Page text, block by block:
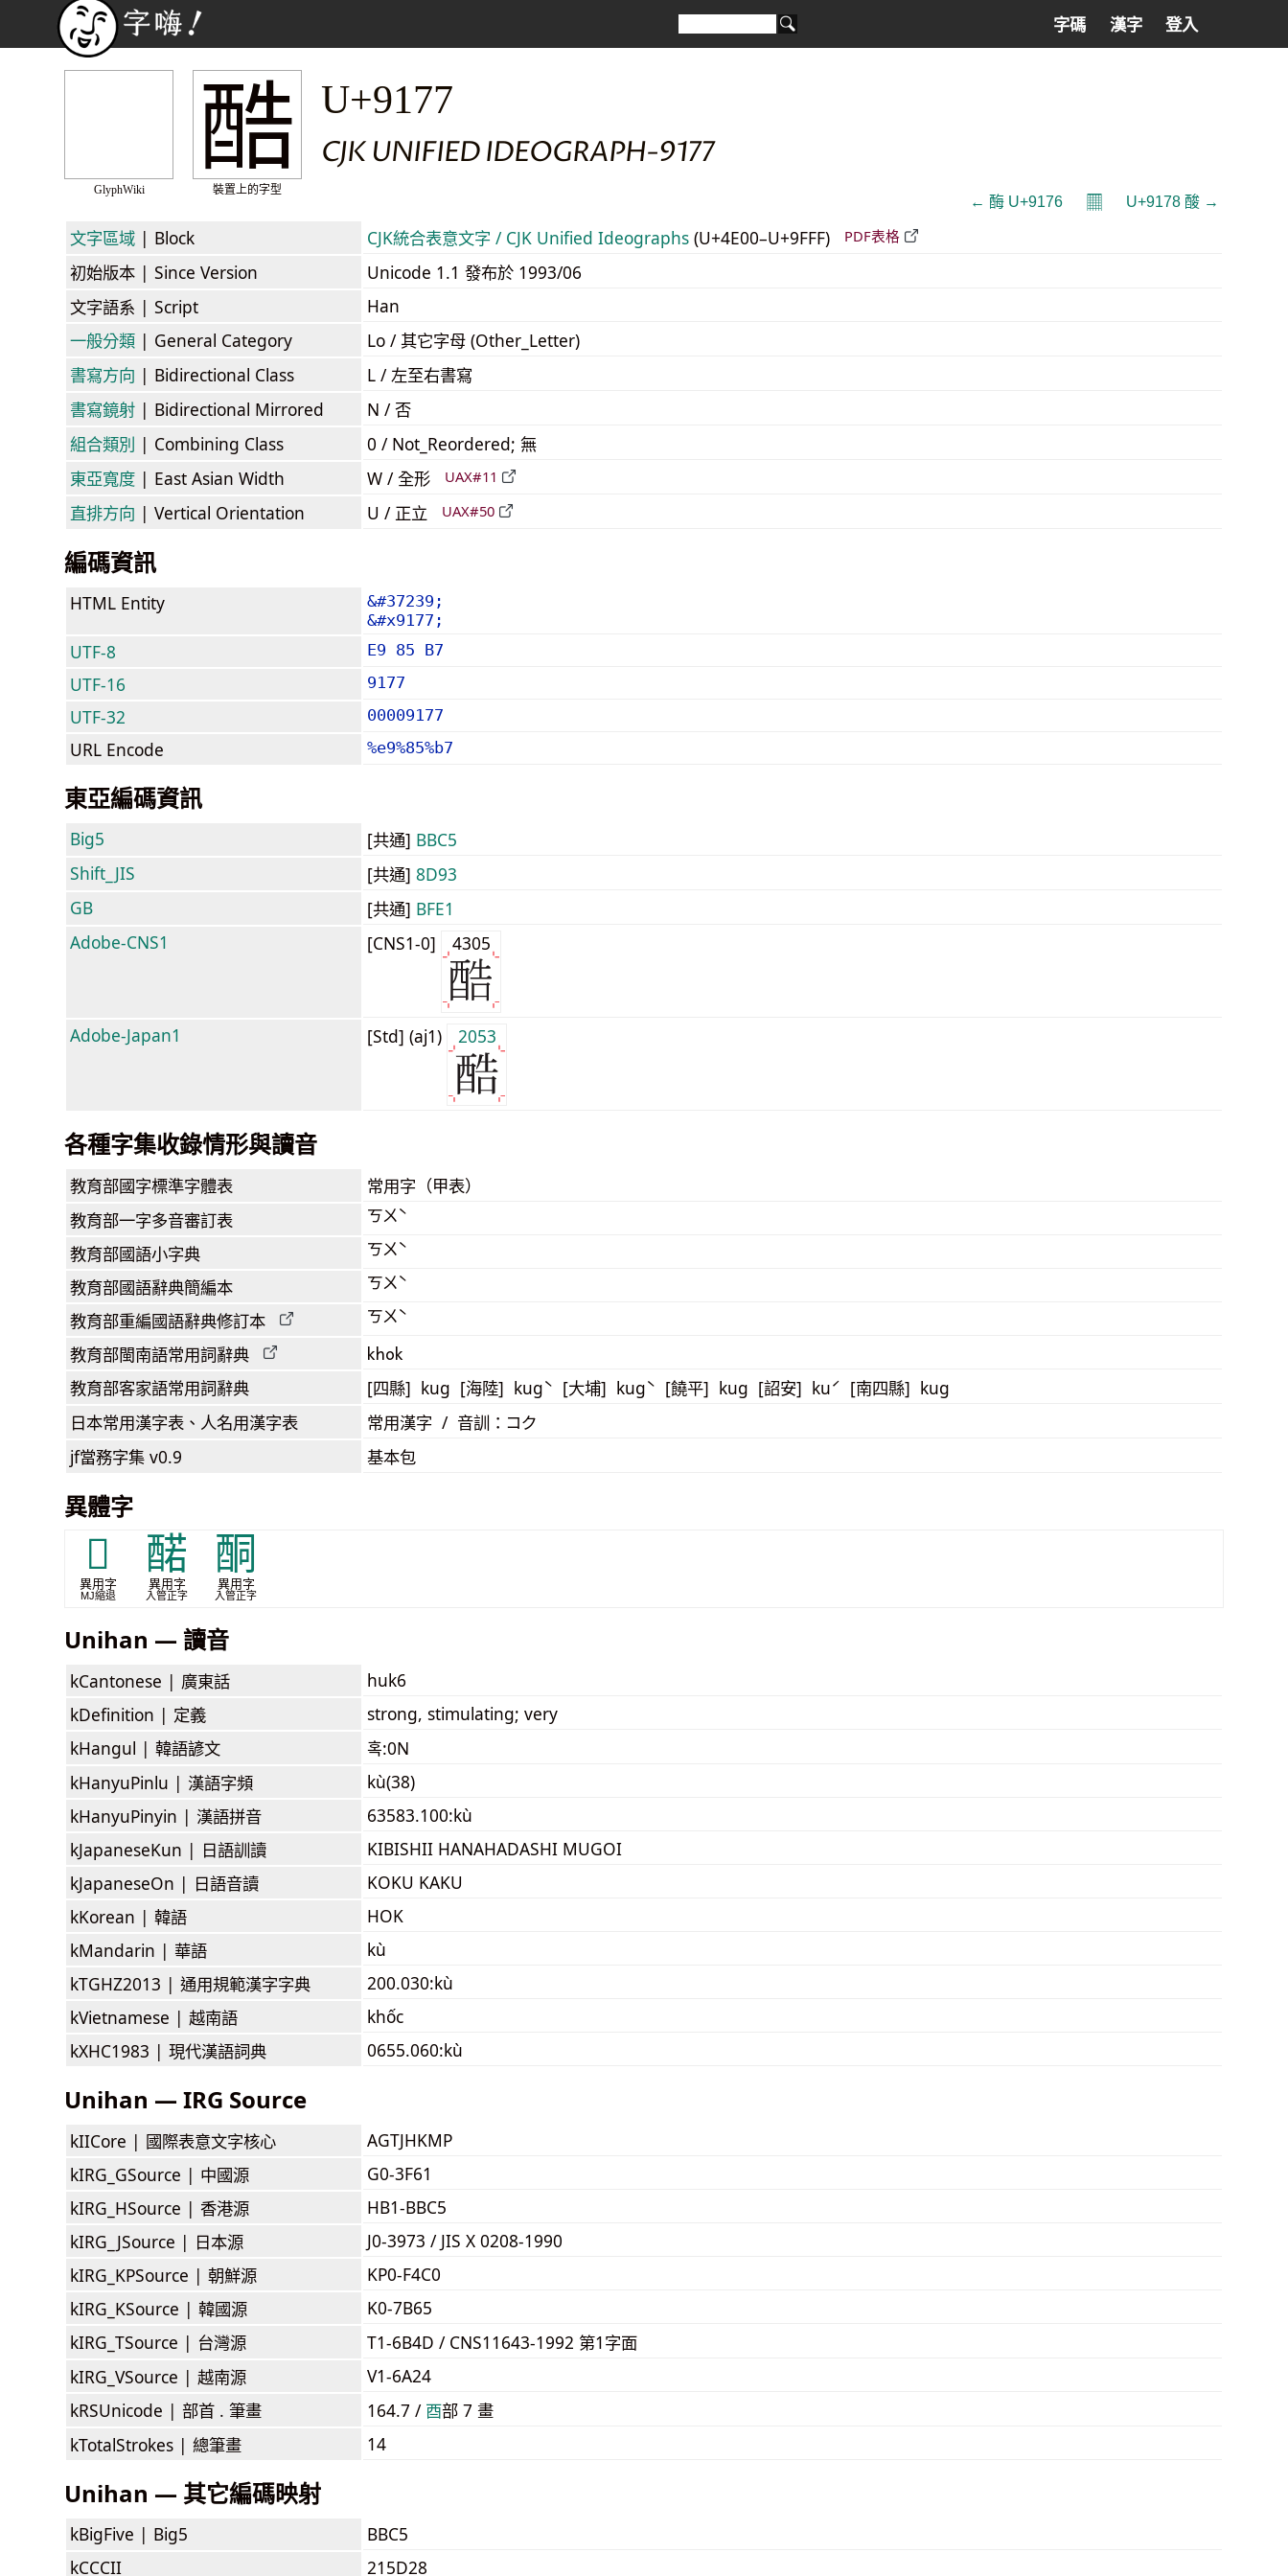
字碼 漢字 登入
GlyphWiki
酷
裝置上的字型
U+9177
CJK UNIFIED IDEOGRAPH-9177
← 酶 U+9176 𝄜 U+9178 酸 →
文字區域 | Block CJK統合表意文字 / CJK Unified Ideographs (U+4E00–U+9FFF) PDF表格
初始版本 | Since Version
Unicode 1.1 發布於 1993/06
文字語系 | Script
Han
一般分類 | General Category
Lo / 其它字母 (Other_Letter)
書寫方向 | Bidirectional Class
L / 左至右書寫
書寫鏡射 | Bidirectional Mirrored
N / 否
組合類別 | Combining Class
0 / Not_Reordered; 無
東亞寬度 | East Asian Width W / 全形 UAX#11
直排方向 | Vertical Orientation U / 正立 UAX#50
編碼資訊
HTML Entity
&#37239;
&#x9177;
UTF-8 E9 85 B7
UTF-16 9177
UTF-32 00009177
URL Encode %e9%85%b7
東亞編碼資訊
Big5 [共通] BBC5
Shift_JIS
[共通] 8D93
GB
[共通] BFE1
Adobe-CNS1
[CNS1-0] 4305
Adobe-Japan1 [Std] (aj1) 2053
各種字集收錄情形與讀音
教育部國字標準字體表 常用字（甲表）
教育部一字多音審訂表 ㄎㄨˋ
教育部國語小字典 ㄎㄨˋ
教育部國語辭典簡編本 ㄎㄨˋ
教育部重編國語辭典修訂本 ㄎㄨˋ
教育部閩南語常用詞辭典 khok
教育部客家語常用詞辭典 [四縣] kug [海陸] kugˋ [大埔] kugˋ [饒平] kug [詔安] kuˊ [南四縣] kug
日本常用漢字表 、人名用漢字表 常用漢字 / 音訓：コク
jf當務字集 v0.9 基本包
異體字
𮠭
異用字
MJ縮退
䤀
異用字
入管正字
酮
異用字
入管正字
Unihan — 讀音
kCantonese | 廣東話
huk6
kDefinition | 定義
strong, stimulating; very
kHangul | 韓語諺文
혹:0N
kHanyuPinlu | 漢語字頻
kù(38)
kHanyuPinyin | 漢語拼音
63583.100:kù
kJapaneseKun | 日語訓讀
KIBISHII HANAHADASHI MUGOI
kJapaneseOn | 日語音讀
KOKU KAKU
kKorean | 韓語
HOK
kMandarin | 華語
kù
kTGHZ2013 | 通用規範漢字字典
200.030:kù
kVietnamese | 越南語
khốc
kXHC1983 | 現代漢語詞典 0655.060:kù
Unihan — IRG Source
kIICore | 國際表意文字核心
AGTJHKMP
kIRG_GSource | 中國源
G0-3F61
kIRG_HSource | 香港源
HB1-BBC5
kIRG_JSource | 日本源
J0-3973 / JIS X 0208-1990
kIRG_KPSource | 朝鮮源
KP0-F4C0
kIRG_KSource | 韓國源
K0-7B65
kIRG_TSource | 台灣源
T1-6B4D / CNS11643-1992 第1字面
kIRG_VSource | 越南源
V1-6A24
kRSUnicode | 部首 . 筆畫 164.7 / ⾣部 7 畫
kTotalStrokes | 總筆畫 14
Unihan — 其它編碼映射
kBigFive | Big5
BBC5
kCCCII
215D28